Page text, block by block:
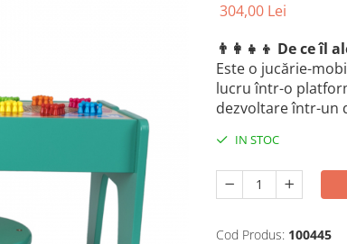
304,00 Lei
👨‍👩‍👧‍👦 De ce îl
Este o jucărie-
lucru într-o
dezvoltare într-un
IN STOC
Cod Produs: 100445